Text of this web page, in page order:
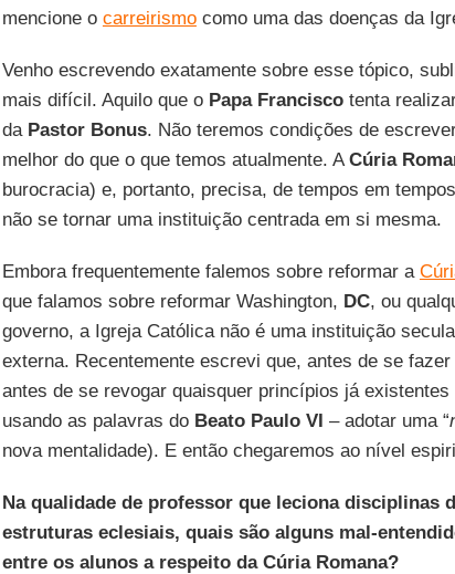
mencione o carreirismocomo uma das doenças da
Venho escrevendo exatamente sobre esse tópico,
mais difícil. Aquilo que o Papa Franciscotenta
da Pastor Bonus. Não teremos condições de
melhor do que o que temos atualmente. ACúria
burocracia) e, portanto, precisa, de tempos em
não se tornar uma instituição centrada em si mesma.
Embora frequentemente falemos sobre reformar a
que falamos sobre reformar Washington, DC, ou
governo, a Igreja Católica não é uma instituição
externa. Recentemente escrevi que, antes de se
antes de se revogar quaisquer princípios já
usando as palavras do Beato Paulo VI – adotar uma “
nova mentalidade). E então chegaremos ao nível
Na qualidade de professor que leciona disciplinas
estruturas eclesiais, quais são alguns mal-
entre os alunos a respeito da Cúria Romana?